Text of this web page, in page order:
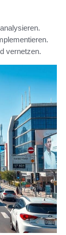
vernetzen.